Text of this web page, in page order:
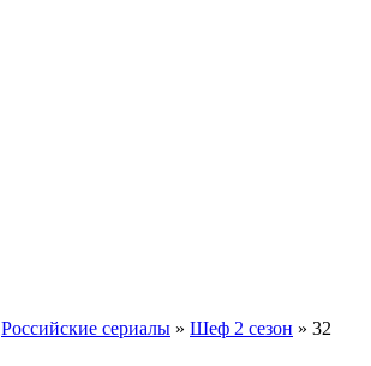
Российские сериалы » Шеф 2 сезон » 32